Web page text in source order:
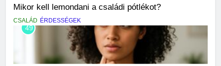
Mikor kell lemondani a családi pótlékot?
CSALÁD ÉRDESSÉGEK
49